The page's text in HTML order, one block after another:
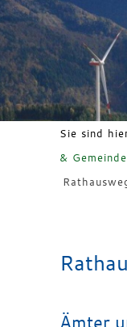
Leben in
Freizeit
Sie sind
&
Ämter